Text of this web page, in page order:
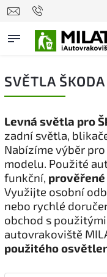
SVĚTLA
Levná světla pro
zadní světla,
Nabízíme výběr
modelu. Použité
funkční, prověřené
Využijte osobní
nebo rychlé
obchod s
autovrakoviště
použitého